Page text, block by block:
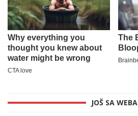
JOŠ SA WEBA